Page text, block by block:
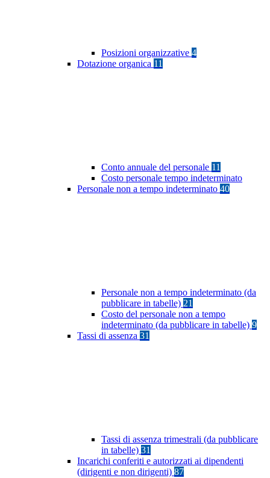
Posizioni organizzative 4
Dotazione organica 11
Conto annuale del personale 11
Costo personale tempo indeterminato
Personale non a tempo indeterminato 40
Personale non a tempo indeterminato (da
pubblicare in tabelle) 21
Costo del personale non a tempo
indeterminato (da pubblicare in tabelle) 9
Tassi di assenza 31
Tassi di assenza trimestrali (da pubblicare
in tabelle) 31
Incarichi conferiti e autorizzati ai dipendenti
(dirigenti e non dirigenti) 87